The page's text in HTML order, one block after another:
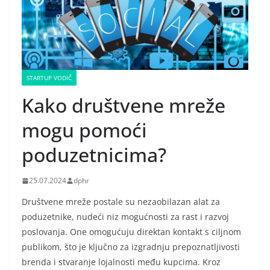
STARTUP VODIČ
Kako društvene mreže
mogu pomoći
poduzetnicima?
25.07.2024 dphr
Društvene mreže postale su nezaobilazan alat za
poduzetnike, nudeći niz mogućnosti za rast i razvoj
poslovanja. One omogućuju direktan kontakt s ciljnom
publikom, što je ključno za izgradnju prepoznatljivosti
brenda i stvaranje lojalnosti među kupcima. Kroz